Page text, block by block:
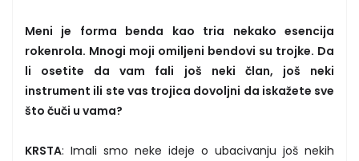
Meni je forma benda kao tria nekako esencija
rokenrola. Mnogi moji omiljeni bendovi su trojke. Da
li osetite da vam fali još neki član, još neki
instrument ili ste vas trojica dovoljni da iskažete sve
što čuči u vama?
KRSTA: Imali smo neke ideje o ubacivanju još nekih